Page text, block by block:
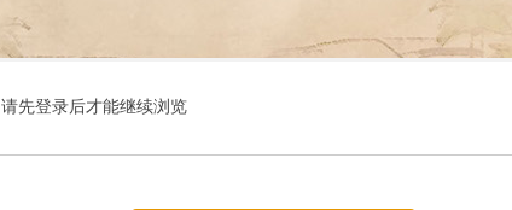
请先登录后才能继续浏览